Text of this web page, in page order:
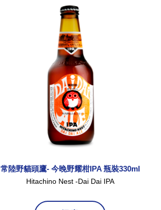
常陸野貓頭鷹- 今晚野耀柑IPA 瓶裝330ml
Hitachino Nest -Dai Dai IPA